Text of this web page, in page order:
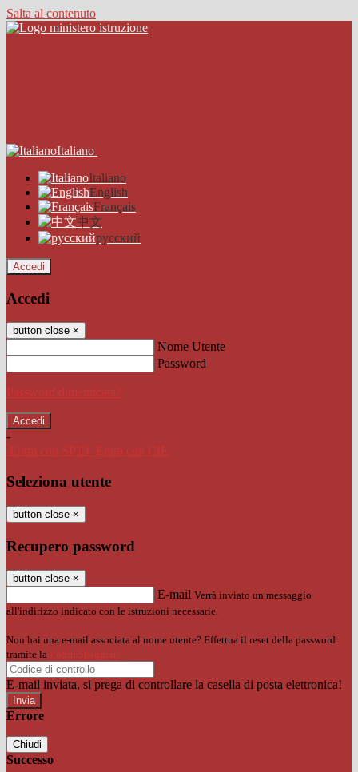
Salta al contenuto
Italiano
Italiano
English
Français
中文
русский
Accedi
Accedi
button close ×
Nome Utente
Password
Password dimenticata?
-
Entra con SPID
Entra con CIE
Seleziona utente
button close ×
Recupero password
button close ×
E-mail Verrà inviato un messaggio
all'indirizzo indicato con le istruzioni necessarie.
Non hai una e-mail associata al nome utente? Effettua il reset della password
tramite la Login Spaggiari
E-mail inviata, si prega di controllare la casella di posta elettronica!
Errore
Chiudi
Successo